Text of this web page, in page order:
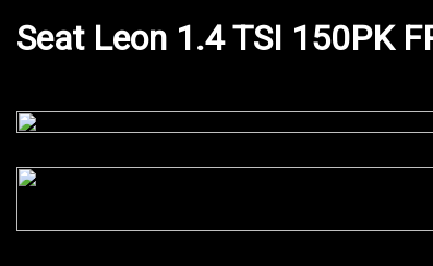
Seat Leon 1.4 TSI 150PK